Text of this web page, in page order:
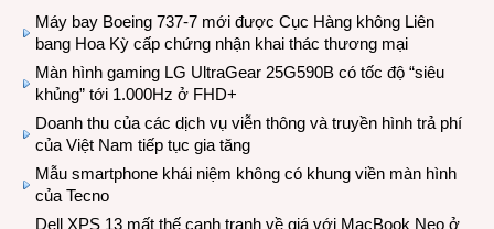
Máy bay Boeing 737-7 mới được Cục Hàng không Liên
bang Hoa Kỳ cấp chứng nhận khai thác thương mại
Màn hình gaming LG UltraGear 25G590B có tốc độ “siêu
khủng” tới 1.000Hz ở FHD+
Doanh thu của các dịch vụ viễn thông và truyền hình trả phí
của Việt Nam tiếp tục gia tăng
Mẫu smartphone khái niệm không có khung viền màn hình
của Tecno
Dell XPS 13 mất thế cạnh tranh về giá với MacBook Neo ở